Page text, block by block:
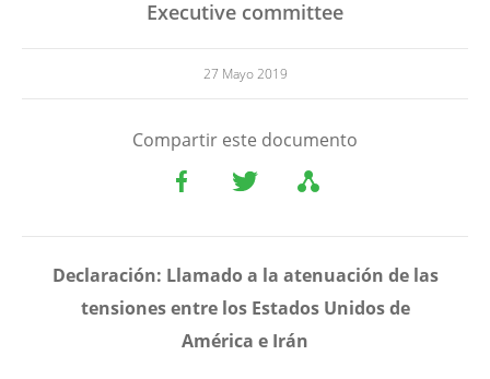
Executive committee
27 Mayo 2019
Compartir este documento
Declaración: Llamado a la atenuación de las
tensiones entre los Estados Unidos de
América e Irán